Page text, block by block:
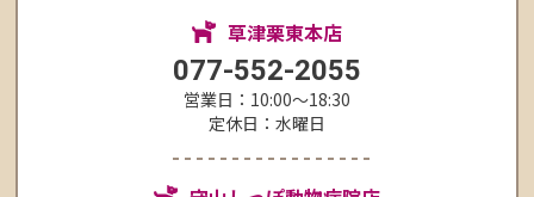
草津栗東本店
077-552-2055
営業日：10:00〜18:30
定休日：水曜日